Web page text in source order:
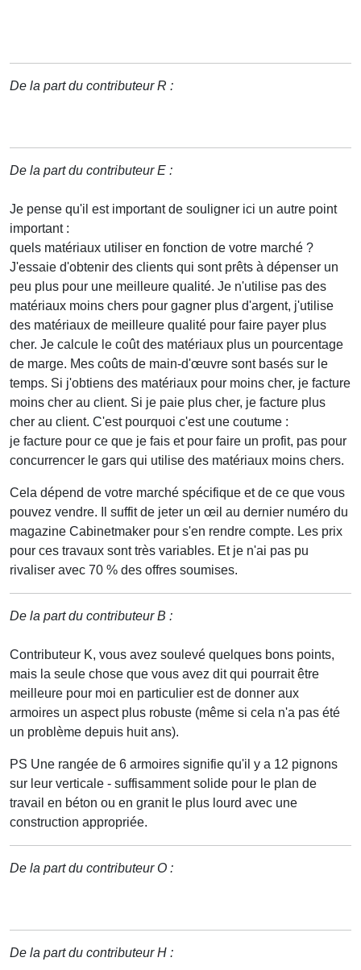
De la part du contributeur R :
De la part du contributeur E :
Je pense qu'il est important de souligner ici un autre point
important :
quels matériaux utiliser en fonction de votre marché ?
J'essaie d'obtenir des clients qui sont prêts à dépenser un
peu plus pour une meilleure qualité. Je n'utilise pas des
matériaux moins chers pour gagner plus d'argent, j'utilise
des matériaux de meilleure qualité pour faire payer plus
cher. Je calcule le coût des matériaux plus un pourcentage
de marge. Mes coûts de main-d'œuvre sont basés sur le
temps. Si j'obtiens des matériaux pour moins cher, je facture
moins cher au client. Si je paie plus cher, je facture plus
cher au client. C'est pourquoi c'est une coutume :
je facture pour ce que je fais et pour faire un profit, pas pour
concurrencer le gars qui utilise des matériaux moins chers.
Cela dépend de votre marché spécifique et de ce que vous
pouvez vendre. Il suffit de jeter un œil au dernier numéro du
magazine Cabinetmaker pour s'en rendre compte. Les prix
pour ces travaux sont très variables. Et je n'ai pas pu
rivaliser avec 70 % des offres soumises.
De la part du contributeur B :
Contributeur K, vous avez soulevé quelques bons points,
mais la seule chose que vous avez dit qui pourrait être
meilleure pour moi en particulier est de donner aux
armoires un aspect plus robuste (même si cela n'a pas été
un problème depuis huit ans).
PS Une rangée de 6 armoires signifie qu'il y a 12 pignons
sur leur verticale - suffisamment solide pour le plan de
travail en béton ou en granit le plus lourd avec une
construction appropriée.
De la part du contributeur O :
De la part du contributeur H :